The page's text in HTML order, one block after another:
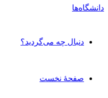
دنبال چه می‌گردید؟
صفحۀ نخست